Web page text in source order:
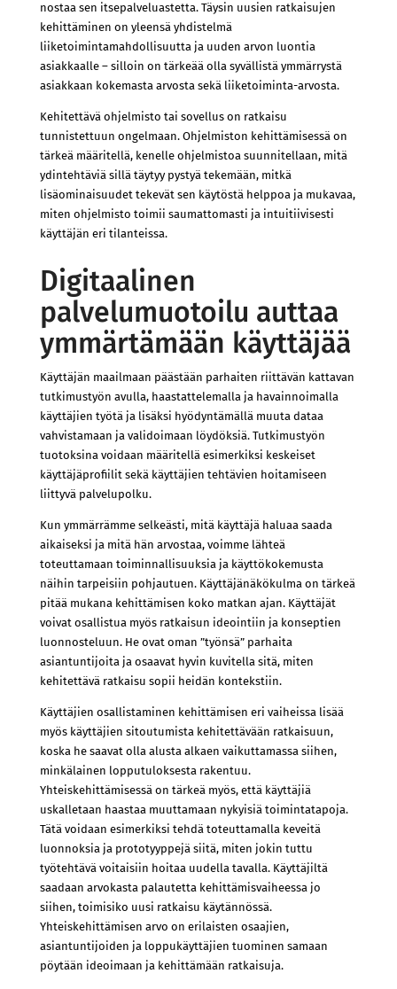
nostaa sen itsepalveluastetta. Täysin uusien ratkaisujen
kehittäminen on yleensä yhdistelmä
liiketoimintamahdollisuutta ja uuden arvon luontia
asiakkaalle – silloin on tärkeää olla syvällistä ymmärrystä
asiakkaan kokemasta arvosta sekä liiketoiminta-arvosta.
Kehitettävä ohjelmisto tai sovellus on ratkaisu
tunnistettuun ongelmaan. Ohjelmiston kehittämisessä on
tärkeä määritellä, kenelle ohjelmistoa suunnitellaan, mitä
ydintehtäviä sillä täytyy pystyä tekemään, mitkä
lisäominaisuudet tekevät sen käytöstä helppoa ja mukavaa,
miten ohjelmisto toimii saumattomasti ja intuitiivisesti
käyttäjän eri tilanteissa.
Digitaalinen
palvelumuotoilu auttaa
ymmärtämään käyttäjää
Käyttäjän maailmaan päästään parhaiten riittävän kattavan
tutkimustyön avulla, haastattelemalla ja havainnoimalla
käyttäjien työtä ja lisäksi hyödyntämällä muuta dataa
vahvistamaan ja validoimaan löydöksiä. Tutkimustyön
tuotoksina voidaan määritellä esimerkiksi keskeiset
käyttäjäprofiilit sekä käyttäjien tehtävien hoitamiseen
liittyvä palvelupolku.
Kun ymmärrämme selkeästi, mitä käyttäjä haluaa saada
aikaiseksi ja mitä hän arvostaa, voimme lähteä
toteuttamaan toiminnallisuuksia ja käyttökokemusta
näihin tarpeisiin pohjautuen. Käyttäjänäkökulma on tärkeä
pitää mukana kehittämisen koko matkan ajan. Käyttäjät
voivat osallistua myös ratkaisun ideointiin ja konseptien
luonnosteluun. He ovat oman ”työnsä” parhaita
asiantuntijoita ja osaavat hyvin kuvitella sitä, miten
kehitettävä ratkaisu sopii heidän kontekstiin.
Käyttäjien osallistaminen kehittämisen eri vaiheissa lisää
myös käyttäjien sitoutumista kehitettävään ratkaisuun,
koska he saavat olla alusta alkaen vaikuttamassa siihen,
minkälainen lopputuloksesta rakentuu.
Yhteiskehittämisessä on tärkeä myös, että käyttäjiä
uskalletaan haastaa muuttamaan nykyisiä toimintatapoja.
Tätä voidaan esimerkiksi tehdä toteuttamalla keveitä
luonnoksia ja prototyyppejä siitä, miten jokin tuttu
työtehtävä voitaisiin hoitaa uudella tavalla. Käyttäjiltä
saadaan arvokasta palautetta kehittämisvaiheessa jo
siihen, toimisiko uusi ratkaisu käytännössä.
Yhteiskehittämisen arvo on erilaisten osaajien,
asiantuntijoiden ja loppukäyttäjien tuominen samaan
pöytään ideoimaan ja kehittämään ratkaisuja.